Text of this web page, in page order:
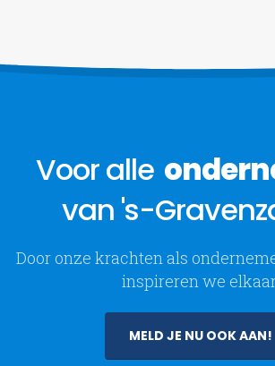
Voor alle
van 's-
Door onze krachten als
inspireren we
MELD JE NU OOK AAN!